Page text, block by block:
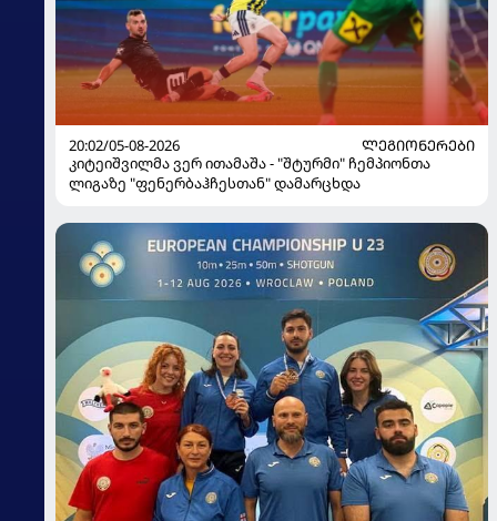
20:02/05-08-2026
ᲚᲔᲒᲘᲝᲜᲔᲠᲔᲑᲘ
კიტეიშვილმა ვერ ითამაშა - "შტურმი" ჩემპიონთა
ლიგაზე "ფენერბაჰჩესთან" დამარცხდა